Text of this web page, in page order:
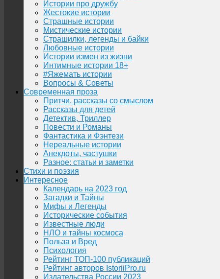
Истории про дружбу
Жестокие истории
Страшные истории
Мистические истории
Страшилки, легенды и байки
Любовные истории
Истории измен из жизни
Интимные истории 18+
#Яжемать истории
Вопросы & Советы
Современная проза
Притчи, рассказы со смыслом
Рассказы для детей
Детектив, Триллер
Повести и Романы
Фантастика и Фэнтези
Нереальные истории
Анекдоты, частушки
Разное: статьи и заметки
Стихи и поэзия
Интересное
Календарь на 2023 год
Загадки и Тайны
Мифы и Легенды
Исторические события
Известные люди
НЛО и тайны космоса
Польза и Вред
Психология
Рейтинг ТОП-100 публикаций
Рейтинг авторов IstoriiPro.ru
Издательства России 2023